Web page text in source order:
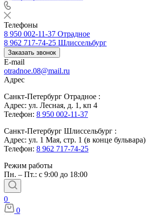
Телефоны
8 950 002-11-37 Отрадное
8 962 717-74-25 Шлиссельбург
Заказать звонок
E-mail
otradnoe.08@mail.ru
Адрес
Санкт-Петербург Отрадное :
Адрес: ул. Лесная, д. 1, кп 4
Телефон: 8 950 002-11-37
Санкт-Петербург Шлиссельбург :
Адрес: ул. 1 Мая, стр. 1 (в конце бульвара)
Телефон: 8 962 717-74-25
Режим работы
Пн. – Пт.: с 9:00 до 18:00
0
0